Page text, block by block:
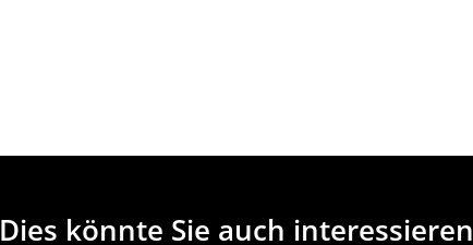
Dies könnte Sie auch interessieren